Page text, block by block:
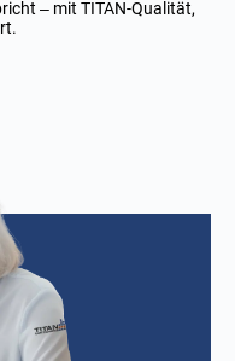
– mit TITAN-Qualität,